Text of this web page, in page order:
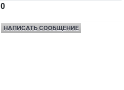
0
НАПИСАТЬ СООБЩЕНИЕ